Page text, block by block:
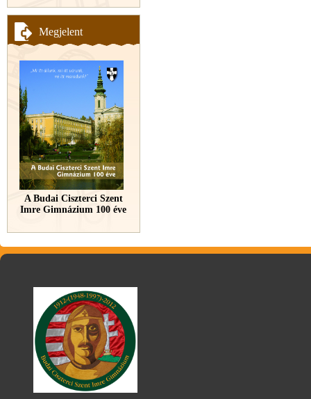
Megjelent
A Budai Ciszterci Szent
Imre Gimnázium 100 éve